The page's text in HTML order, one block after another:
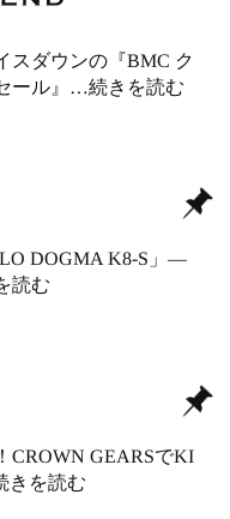
スダウンの『BMC ク
ール』 …続きを読む
DOGMA K8-S」―
読む
CROWN GEARSでKI
きを読む